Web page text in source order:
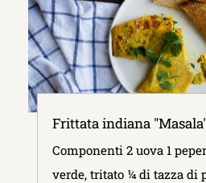
Frittata indiana
Componenti 2 uova 1
verde, tritato ¼ di tazza di